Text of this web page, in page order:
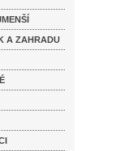
A ZAHRADU